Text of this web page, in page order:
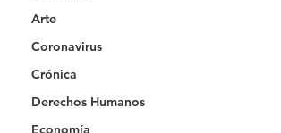
Arte
Coronavirus
Crónica
Derechos Humanos
Economía